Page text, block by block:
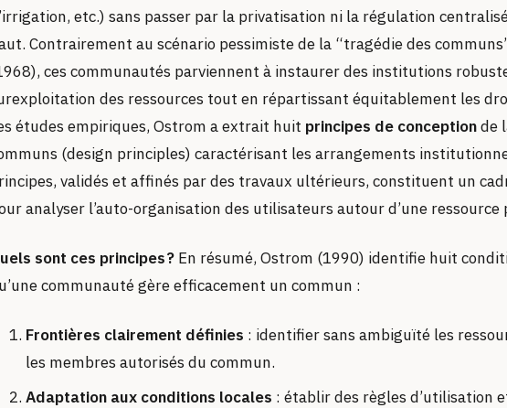
etc.) sans passer par la privatisation ni la régulation
Contrairement au scénario pessimiste de la “tragédie des
ces communautés parviennent à instaurer des institutions
des ressources tout en répartissant équitablement les
études empiriques, Ostrom a extrait huit principes de conceptionde
(design principles) caractérisant les arrangements
validés et affinés par des travaux ultérieurs, constituent un
analyser l’auto-organisation des utilisateurs autour d’une ressource
sont ces principes ? En résumé, Ostrom (1990) identifie huit
communauté gère efficacement un commun :
Frontières clairement définies : identifier sans ambiguïté les
les membres autorisés du commun.
Adaptation aux conditions locales : établir des règles d’utilisation